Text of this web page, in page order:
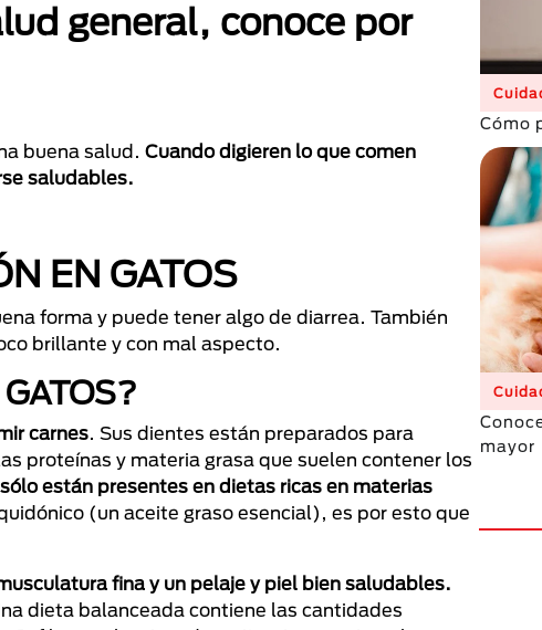
general, conoce por
buena salud. Cuando digieren lo que comen
saludables.
EN GATOS
forma y puede tener algo de diarrea. También
brillante y con mal aspecto.
carnes. Sus dientes están preparados para
proteínas y materia grasa que suelen contener los
están presentes en dietas ricas en materias
(un aceite graso esencial), es por esto que
fina y un pelaje y piel bien saludables.
dieta balanceada contiene las cantidades
Cómo
mayor